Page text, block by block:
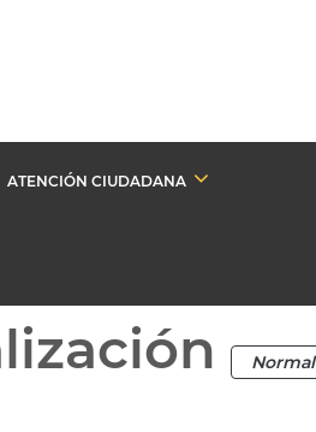
ATENCIÓN CIUDADANA
Normal